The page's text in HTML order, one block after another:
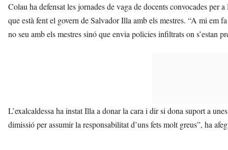
Colau ha defensat les jornades de vaga de docents convocades per
que està fent el govern de Salvador Illa amb els mestres. “A mi em
no seu amb els mestres sinó que envia policies infiltrats on s’estan
L’exalcaldessa ha instat Illa a donar la cara i dir si dona suport a
dimissió per assumir la responsabilitat d’uns fets molt greus”, ha